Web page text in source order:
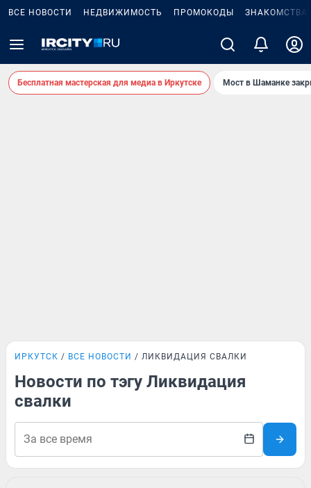
ВСЕ НОВОСТИ НЕДВИЖИМОСТЬ ПРОМОКОДЫ ЗНАКОМСТВА
Бесплатная мастерская для медиа в Иркутске Мост в Шаманке
ИРКУТСК ВСЕ НОВОСТИ ЛИКВИДАЦИЯ СВАЛКИ
Новости по тэгу Ликвидация
свалки